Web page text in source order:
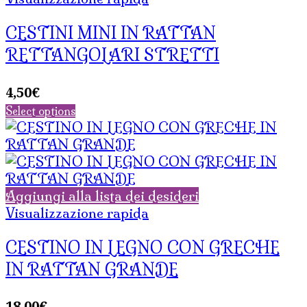
CESTINI MINI IN RATTAN
RETTANGOLARI STRETTI
4,50€
Select options
Aggiungi alla lista dei desideri
Visualizzazione rapida
CESTINO IN LEGNO CON GRECHE
IN RATTAN GRANDE